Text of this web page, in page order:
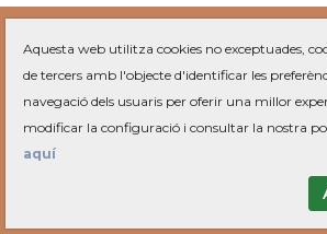
Recollida mobles
OMIC
Aquesta web utilitza cookies no exceptuades,
de tercers amb l'objecte d'identificar les
navegació dels usuaris per oferir una millor
modificar la configuració i consultar la nostra
aquí